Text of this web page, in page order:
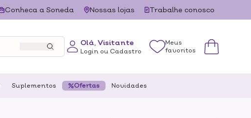
Conheca a Soneda Nossas lojas Trabalhe conosco
Olá, Visitante
Login ou Cadastro
Meus
favoritos
Suplementos Ofertas Novidades